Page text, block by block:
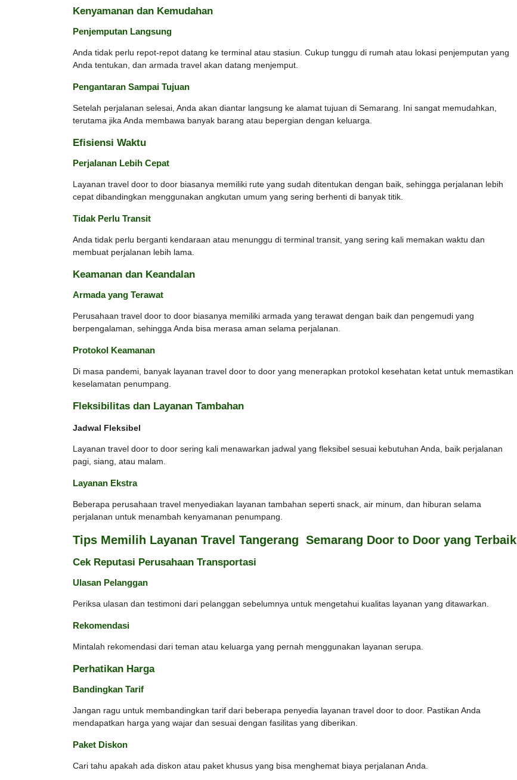
Kenyamanan dan Kemudahan
Penjemputan Langsung
Anda tidak perlu repot-repot datang ke terminal atau stasiun. Cukup tunggu di rumah atau lokasi penjemputan yang
Anda tentukan, dan armada travel akan datang menjemput.
Pengantaran Sampai Tujuan
Setelah perjalanan selesai, Anda akan diantar langsung ke alamat tujuan di Semarang. Ini sangat memudahkan,
terutama jika Anda membawa banyak barang atau bepergian dengan keluarga.
Efisiensi Waktu
Perjalanan Lebih Cepat
Layanan travel door to door biasanya memiliki rute yang sudah ditentukan dengan baik, sehingga perjalanan lebih
cepat dibandingkan menggunakan angkutan umum yang sering berhenti di banyak titik.
Tidak Perlu Transit
Anda tidak perlu berganti kendaraan atau menunggu di terminal transit, yang sering kali memakan waktu dan
membuat perjalanan lebih lama.
Keamanan dan Keandalan
Armada yang Terawat
Perusahaan travel door to door biasanya memiliki armada yang terawat dengan baik dan pengemudi yang
berpengalaman, sehingga Anda bisa merasa aman selama perjalanan.
Protokol Keamanan
Di masa pandemi, banyak layanan travel door to door yang menerapkan protokol kesehatan ketat untuk memastikan
keselamatan penumpang.
Fleksibilitas dan Layanan Tambahan
Jadwal Fleksibel
Layanan travel door to door sering kali menawarkan jadwal yang fleksibel sesuai kebutuhan Anda, baik perjalanan
pagi, siang, atau malam.
Layanan Ekstra
Beberapa perusahaan travel menyediakan layanan tambahan seperti snack, air minum, dan hiburan selama
perjalanan untuk menambah kenyamanan penumpang.
Tips Memilih Layanan Travel Tangerang Semarang Door to Door yang Terbaik
Cek Reputasi Perusahaan Transportasi
Ulasan Pelanggan
Periksa ulasan dan testimoni dari pelanggan sebelumnya untuk mengetahui kualitas layanan yang ditawarkan.
Rekomendasi
Mintalah rekomendasi dari teman atau keluarga yang pernah menggunakan layanan serupa.
Perhatikan Harga
Bandingkan Tarif
Jangan ragu untuk membandingkan tarif dari beberapa penyedia layanan travel door to door. Pastikan Anda
mendapatkan harga yang wajar dan sesuai dengan fasilitas yang diberikan.
Paket Diskon
Cari tahu apakah ada diskon atau paket khusus yang bisa menghemat biaya perjalanan Anda.